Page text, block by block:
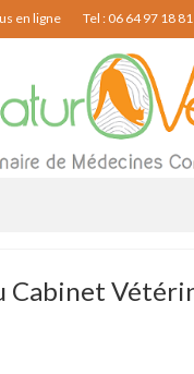
en ligne Tel : 06 64 97 18 81
Cabinet